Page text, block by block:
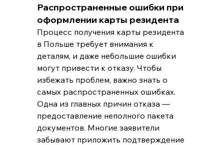
Распространенные ошибки при
оформлении карты резидента
Процесс получения карты резидента
в Польше требует внимания к
деталям, и даже небольшие ошибки
могут привести к отказу. Чтобы
избежать проблем, важно знать о
самых распространенных ошибках.
Одна из главных причин отказа —
предоставление неполного пакета
документов. Многие заявители
забывают приложить подтверждение